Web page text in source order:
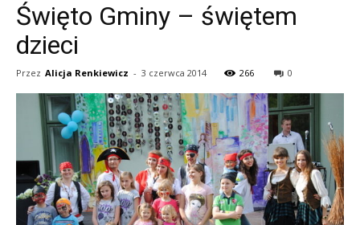
Święto Gminy – świętem
dzieci
Przez Alicja Renkiewicz - 3 czerwca 2014 266 0